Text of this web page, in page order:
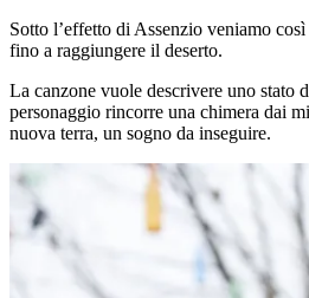
Sotto l’effetto di Assenzio veniamo
fino a raggiungere il deserto.
La canzone vuole descrivere uno stato
personaggio rincorre una chimera dai
nuova terra, un sogno da inseguire.